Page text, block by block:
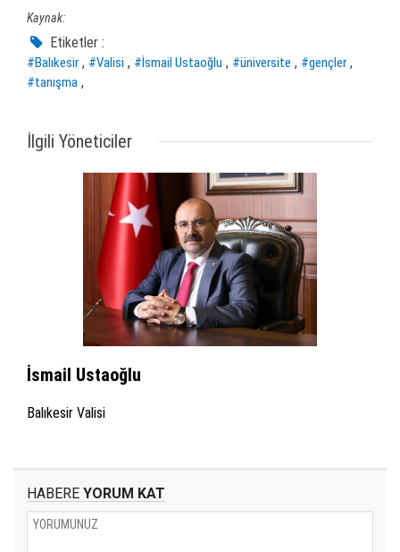
Kaynak:
Etiketler :
#Balıkesir , #Valisi , #İsmail Ustaoğlu , #üniversite , #gençler ,
#tanışma ,
İlgili Yöneticiler
İsmail Ustaoğlu
Balıkesir Valisi
HABERE YORUM KAT